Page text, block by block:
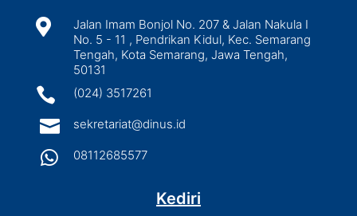

Jalan Imam Bonjol No. 207 & Jalan Nakula I
No. 5 - 11 , Pendrikan Kidul, Kec. Semarang
Tengah, Kota Semarang, Jawa Tengah,
50131
 (024) 3517261
 sekretariat@dinus.id
 08112685577
Kediri